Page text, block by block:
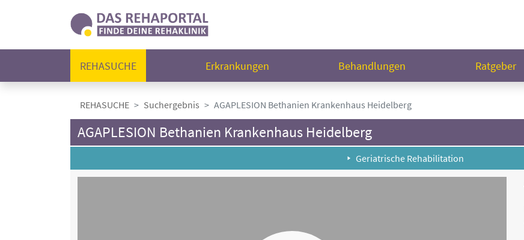
REHASUCHE Erkrankungen Behandlungen Ratgeber
REHASUCHE Suchergebnis AGAPLESION Bethanien Krankenhaus Heidelberg
AGAPLESION Bethanien Krankenhaus Heidelberg
Geriatrische Rehabilitation